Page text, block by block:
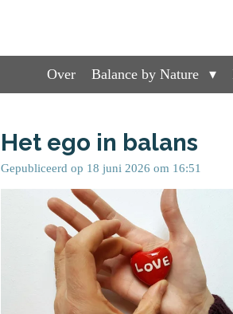
Over Balance by Nature
Het ego in balans
Gepubliceerd op 18 juni 2026 om 16:51